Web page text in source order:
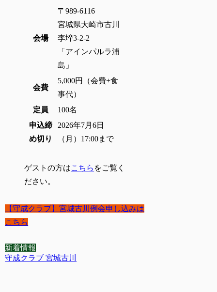
会場
〒989-6116
宮城県大崎市古川
李埣3-2-2
「アインパルラ浦
島」
会費
5,000円（会費+食
事代）
定員
100名
申込締
め切り
2026年7月6日
（月）17:00まで
ゲストの方はこちら をご覧く
ださい。
【守成クラブ】宮城古川例会申し込みは
こちら
新着情報
守成クラブ 宮城古川